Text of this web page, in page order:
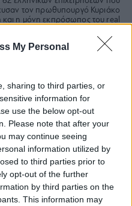
My Personal
sharing to third parties, or
information for
use the below opt-out
Please note that after your
may continue seeing
information utilized by
to third parties prior to
opt-out of the further
by third parties on the
This information may
τον πρωθυπουργό Κυριάκο
η μόνη εκπρόσωπος του real
οποιαδήποτε
θα πρέπει να έχεις ως
υπεραξίας. «Στην Plasis
εταιρεία δεν θα
διαμεσολαβητής αλλά ο
τεχνογνωσία,